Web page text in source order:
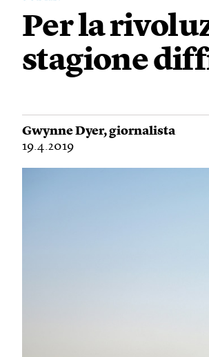
Per la
stagione
Gwynne Dyer, giornalista
19.4.2019